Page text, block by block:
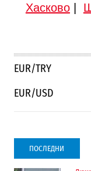
Хасково|
EUR/TRY
EUR/USD
ПОСЛЕДНИ